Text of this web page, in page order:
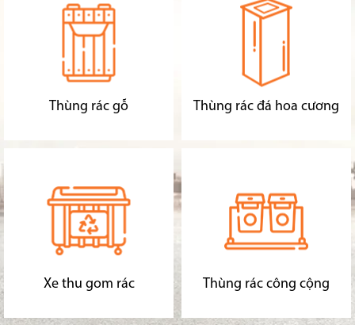
Thùng rác gỗ Thùng rác đá hoa cương
Xe thu gom rác Thùng rác công cộng